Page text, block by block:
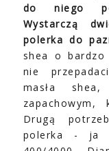
do niego
Wystarczą
polerka do
shea o bardzo
nie
masła
Drugą
polerka - ja